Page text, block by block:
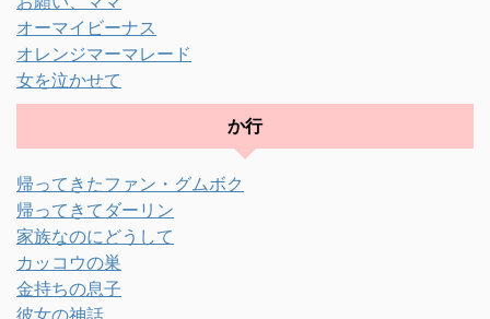
オーマイビーナス
オレンジマーマレード
女を泣かせて
か行
帰ってきたファン・グムボク
帰ってきてダーリン
家族なのにどうして
カッコウの巣
金持ちの息子